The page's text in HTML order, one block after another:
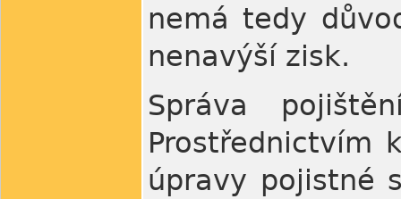
nemá tedy
nenavýší zisk.
Správa
Prostřednictvím
úpravy pojistné